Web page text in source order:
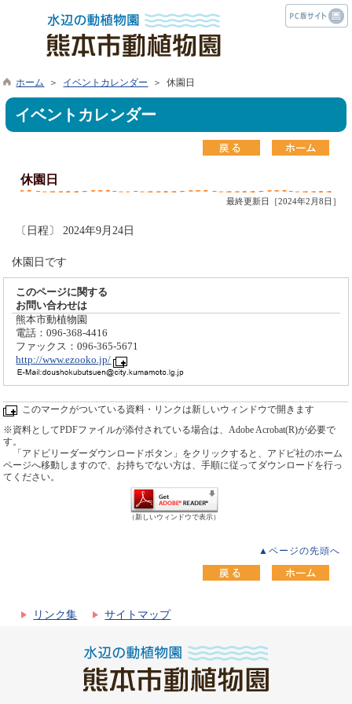
ホーム ＞ イベントカレンダー ＞ 休園日
イベントカレンダー
休園日
最終更新日［2024年2月8日］
〔日程〕 2024年9月24日
休園日です
このページに関する
お問い合わせは
熊本市動植物園
電話：096-368-4416
ファックス：096-365-5671
http://www.ezooko.jp/
このマークがついている資料・リンクは新しいウィンドウで開きます
※資料としてPDFファイルが添付されている場合は、Adobe Acrobat(R)が必要で
す。
「アドビリーダーダウンロードボタン」をクリックすると、アドビ社のホーム
ページへ移動しますので、お持ちでない方は、手順に従ってダウンロードを行っ
てください。
（新しいウィンドウで表示）
▲ページの先頭へ
リンク集 サイトマップ